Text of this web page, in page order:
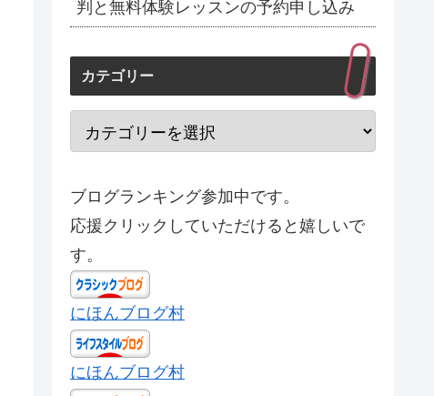
判と無料体験レッスンの予約申し込み
カテゴリー
ブログランキング参加中です。
応援クリックしていただけると嬉しいで
す。
にほんブログ村
にほんブログ村